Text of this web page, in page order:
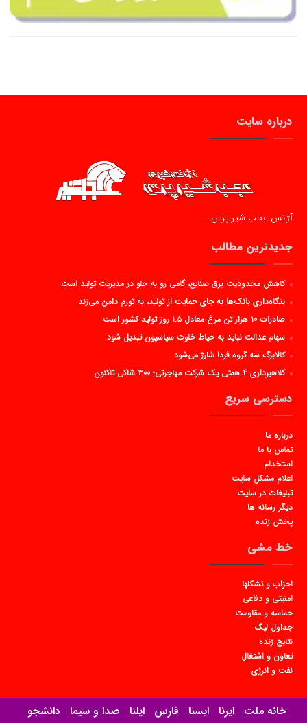
درباره سایت
آژانس عجب شیر پرس …
جدیدترین مطالب
کاهش محدودیت برق صنایع، گامی رو به جلو در مدیریت تولید است
بنگاه‌داری بانک‌ها به جای حمایت از تولید، به تورم دامن می‌زند
صادرات ۱۰ هزار تن مرغ معادل ۱.۵ روز تولید کشور است
سهام عدالت نباید به حیاط خلوت سیاسیون تبدیل شود
کالابرگ سه گروه فردا شارژ می‌شود
کلاهبرداری ۴ همتی یک شرکت مهاجرتی؛ ۳۰۰ شاکی تاکنون
دسترسی سریع
درباره ما
تماس با ما
استخدام
اعلام مشکل سایت
تبلیغات در سایت
دیگر رسانه ها
پخش زنده
خط مشی
احزاب و تشکلها
امنیتی و دفاعی
حماسه و مقاومت
جداول لیگ
نتایج زنده
تعاون و اشتغال
نفت و انرژی
خانه ملت ایرنا ایسنا فارس ایلنا صدا و سیما دانشجو